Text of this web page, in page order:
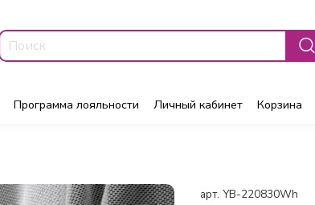
Программа лояльности Личный кабинет Корзина
арт. YB-220830Wh